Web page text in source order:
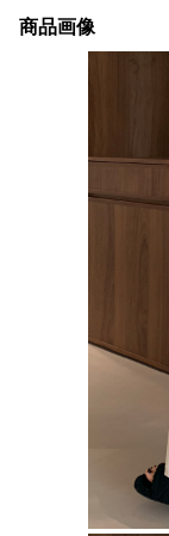
商品画像